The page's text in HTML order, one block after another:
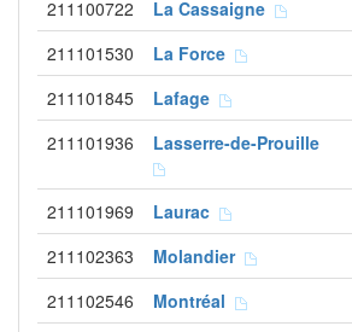
211100722 La Cassaigne
211101530 La Force
211101845 Lafage
211101936 Lasserre-de-Prouille
211101969 Laurac
211102363 Molandier
211102546 Montréal